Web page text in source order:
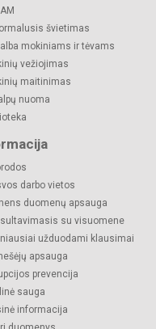
švietimas
mokiniams ir tėvams
vežiojimas
maitinimas
nuoma
darbo vietos
duomenų apsauga
su visuomene
užduodami klausimai
apsauga
prevencija
sauga
informacija